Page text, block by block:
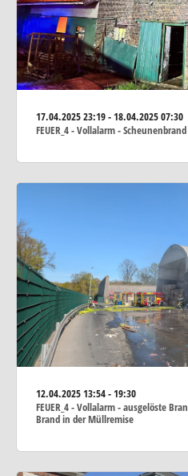
17.04.202523:19 - 18.04.2025 07:30
FEUER_4 - Vollalarm - Scheunenbrand
12.04.202513:54 - 19:30
FEUER_4 - Vollalarm - ausgelöste
Brand in der Müllremise